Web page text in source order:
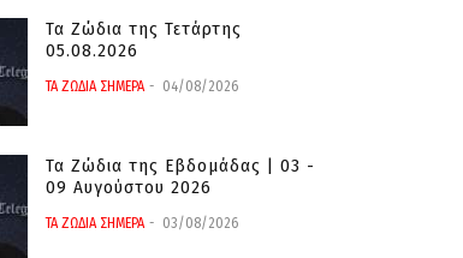
Τα Ζώδια της Τετάρτης
05.08.2026
ΤΑ ΖΩΔΙΑ ΣΗΜΕΡΑ 04/08/2026
Τα Ζώδια της Εβδομάδας | 03 -
09 Αυγούστου 2026
ΤΑ ΖΩΔΙΑ ΣΗΜΕΡΑ 03/08/2026